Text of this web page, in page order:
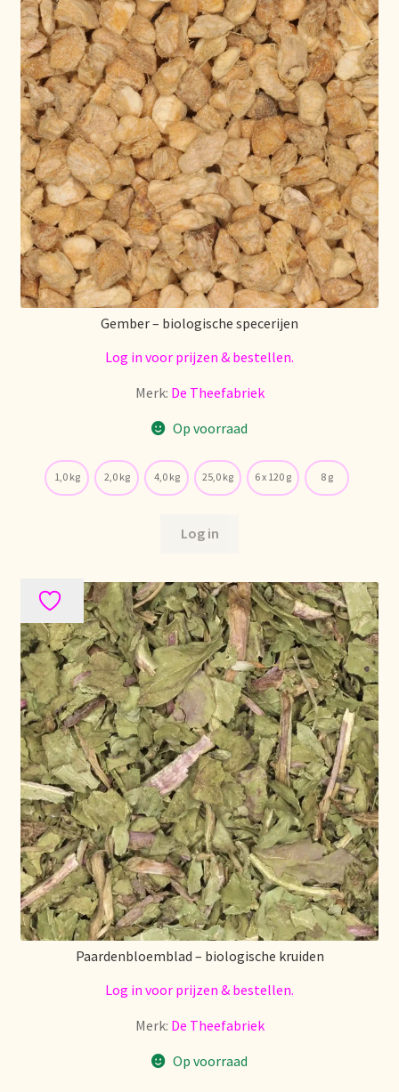
Gember – biologische specerijen
Log in voor prijzen & bestellen.
Merk: De Theefabriek
Op voorraad
1,0 kg 2,0 kg 4,0 kg 25,0 kg 6 x 120 g 8 g
Log in
Paardenbloemblad – biologische kruiden
Log in voor prijzen & bestellen.
Merk: De Theefabriek
Op voorraad